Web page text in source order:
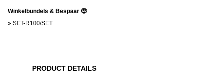
Winkelbundels & Bespaar 🤑
» SET-R100/SET
PRODUCT DETAILS